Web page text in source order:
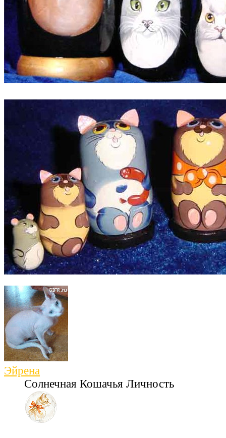
Эйрена
Солнечная Кошачья Личность